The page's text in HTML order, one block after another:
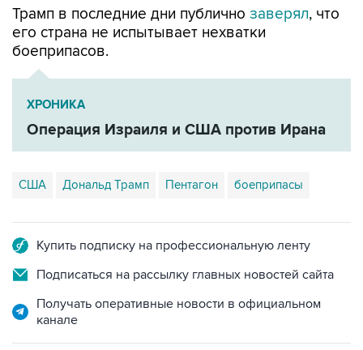
Трамп в последние дни публично заверял, что
его страна не испытывает нехватки
боеприпасов.
ХРОНИКА
Операция Израиля и США против Ирана
США Дональд Трамп Пентагон боеприпасы
Купить подписку на профессиональную ленту
Подписаться на рассылку главных новостей сайта
Получать оперативные новости в официальном
канале